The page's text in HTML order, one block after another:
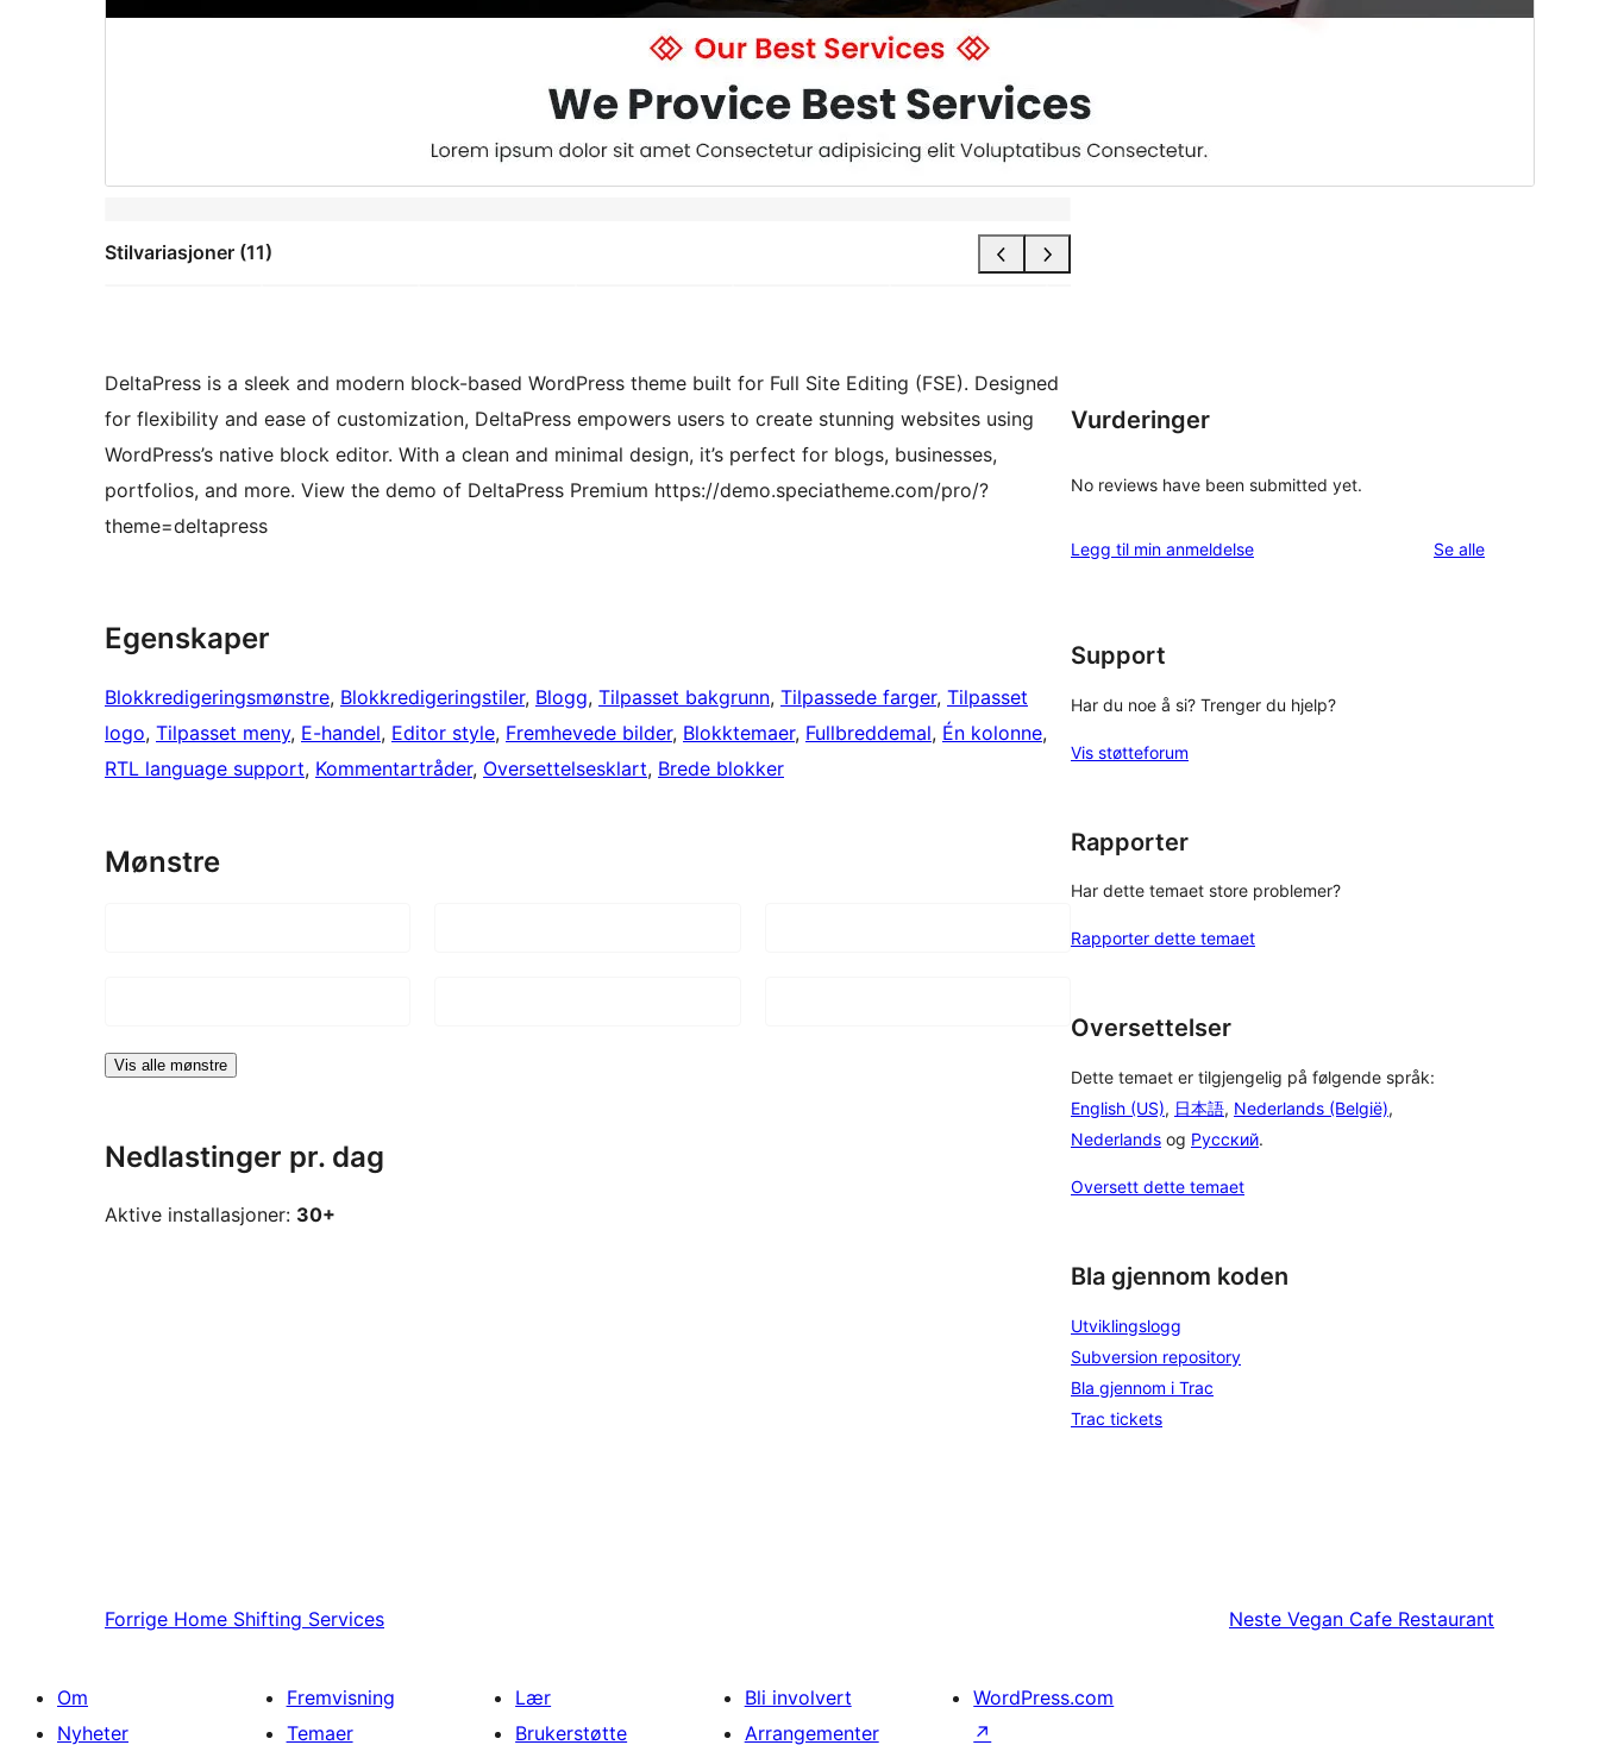
Stilvariasjoner (11)
DeltaPress is a sleek and modern block-based WordPress theme built for Full Site Editing (FSE). Designed
for flexibility and ease of customization, DeltaPress empowers users to create stunning websites using
WordPress’s native block editor. With a clean and minimal design, it’s perfect for blogs, businesses,
portfolios, and more. View the demo of DeltaPress Premium https://demo.speciatheme.com/pro/?
theme=deltapress
Egenskaper
Blokkredigeringsmønstre, Blokkredigeringstiler, Blogg, Tilpasset bakgrunn, Tilpassede farger, Tilpasset
logo, Tilpasset meny, E-handel, Editor style, Fremhevede bilder, Blokktemaer, Fullbreddemal, Én kolonne
RTL language support, Kommentartråder, Oversettelsesklart, Brede blokker
Mønstre
Vis alle mønstre
Nedlastinger pr. dag
Aktive installasjoner: 30+
Vurderinger
No reviews have been submitted yet.
Legg til min anmeldelse Se alleomtalene
Support
Har du noe å si? Trenger du hjelp?
Vis støtteforum
Rapporter
Har dette temaet store problemer?
Rapporter dette temaet
Oversettelser
Dette temaet er tilgjengelig på følgende språk:
English (US), 日本語, Nederlands (België),
Nederlands og Русский.
Oversett dette temaet
Bla gjennom koden
Utviklingslogg
Subversion repository
Bla gjennom i Trac
Trac tickets
Forrige Home Shifting Services Neste Vegan Cafe Restaurant
Om
Nyheter
Fremvisning
Temaer
Lær
Brukerstøtte
Bli involvert
Arrangementer
WordPress.com
↗